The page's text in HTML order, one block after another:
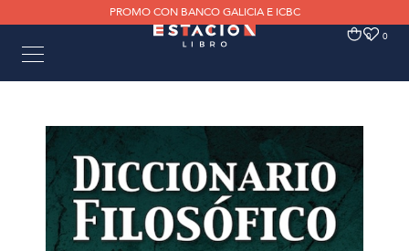
PROMO CON BANCO GALICIA E ICBC
0 0